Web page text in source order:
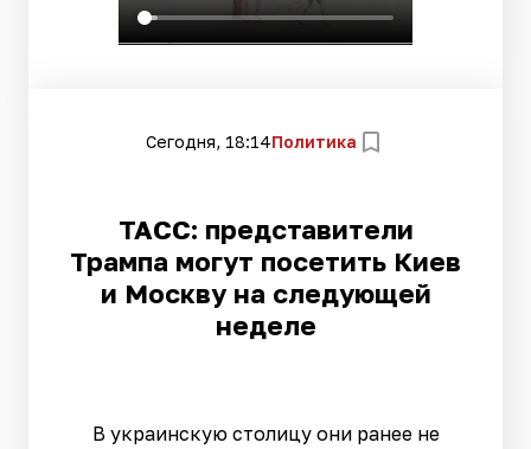
Сегодня, 18:14Политика
ТАСС: представители
Трампа могут посетить Киев
и Москву на следующей
неделе
В украинскую столицу они ранее не